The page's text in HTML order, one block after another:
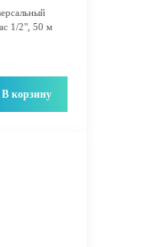
1/2", 50 м
В корзину